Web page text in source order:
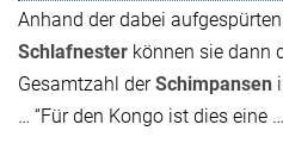
Anhand der dabei aufgespürten
Schlafnester können sie dann
Gesamtzahl derSchimpansen
… “Für den Kongo ist dies eine …